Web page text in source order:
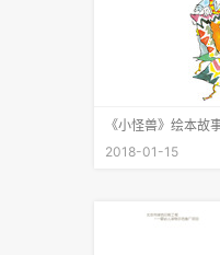
《小怪兽》绘本故
2018-01-15